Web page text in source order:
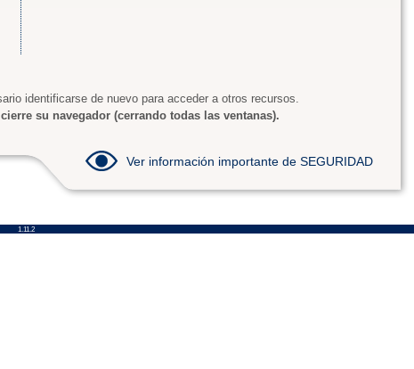
identificarse de nuevo para acceder a otros recursos.
su navegador (cerrando todas las ventanas).
Ver información importante de SEGURIDAD
1.11.2